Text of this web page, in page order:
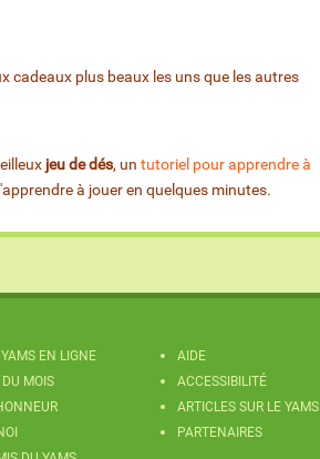
cadeaux plus beaux les uns que les autres
jeu de dés, un tutoriel pour apprendre à
à jouer en quelques minutes.
EN LIGNE
MOIS
AIDE
ACCESSIBILITÉ
ARTICLES SUR LE YAMS
PARTENAIRES